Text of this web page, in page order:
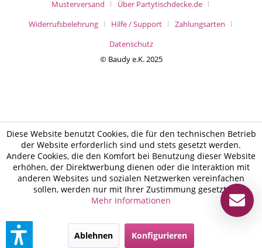
Musterversand
Über Partytischdecke.de
Widerrufsbelehrung
Hilfe / Support
Zahlungsarten
Datenschutz
© Baudy e.K. 2025
Diese Website benutzt Cookies, die für den technischen Betrieb
der Website erforderlich sind und stets gesetzt werden.
Andere Cookies, die den Komfort bei Benutzung dieser Website
erhöhen, der Direktwerbung dienen oder die Interaktion mit
anderen Websites und sozialen Netzwerken vereinfachen
sollen, werden nur mit Ihrer Zustimmung gesetzt.
Mehr Informationen
Ablehnen Konfigurieren